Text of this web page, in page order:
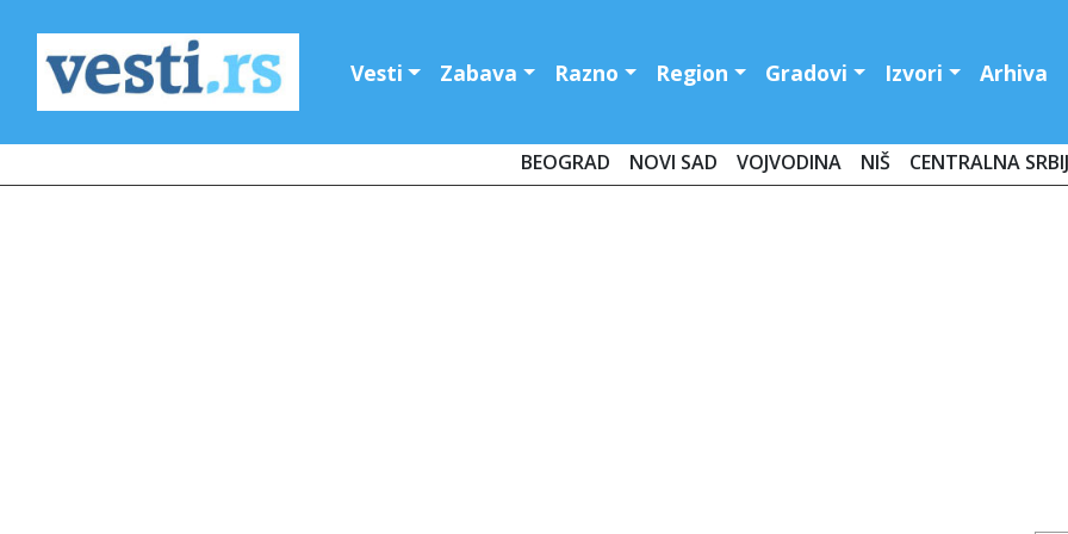
Vesti Zabava Razno Region Gradovi Izvori Arhiva
BEOGRAD NOVI SAD VOJVODINA NIŠ CENTRALNA